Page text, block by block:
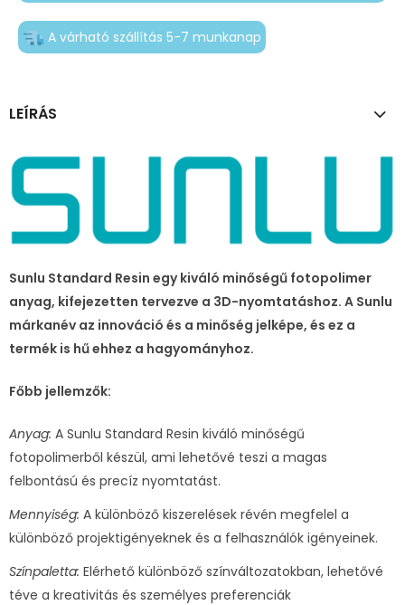
A várható szállítás 5-7 munkanap
LEÍRÁS
Sunlu Standard Resin egy kiváló minőségű fotopolimer
anyag, kifejezetten tervezve a 3D-nyomtatáshoz. A Sunlu
márkanév az innováció és a minőség jelképe, és ez a
termék is hű ehhez a hagyományhoz.
Főbb jellemzők:
Anyag: A Sunlu Standard Resin kiváló minőségű
fotopolimerből készül, ami lehetővé teszi a magas
felbontású és precíz nyomtatást.
Mennyiség: A különböző kiszerelések révén megfelel a
különböző projektigényeknek és a felhasználók igényeinek.
Színpaletta: Elérhető különböző színváltozatokban, lehetővé
téve a kreativitás és személyes preferenciák